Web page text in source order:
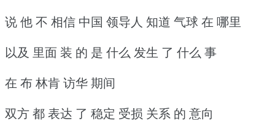
说 他 不 相信 中国 领导人 知道 气球 在 哪里
以及 里面 装 的 是 什么 发生 了 什么 事
在 布 林肯 访华 期间
双方 都 表达 了 稳定 受损 关系 的 意向